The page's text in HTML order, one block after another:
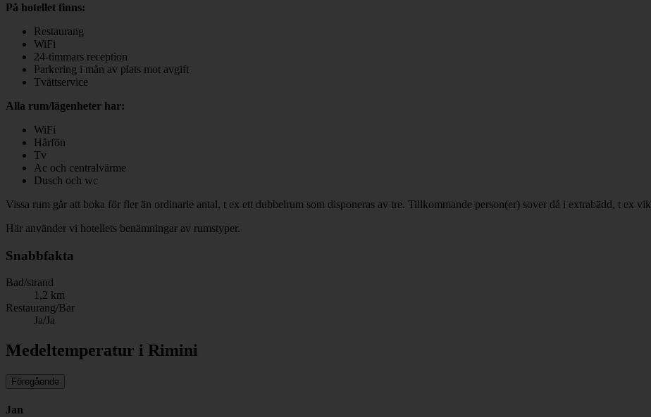
På hotellet finns:
Restaurang
WiFi
24-timmars reception
Parkering i mån av plats mot avgift
Tvättservice
Alla rum/lägenheter har:
WiFi
Hårfön
Tv
Ac och centralvärme
Dusch och wc
Vissa rum går att boka för fler än ordinarie antal, t ex ett dubbelrum som disponeras av tre. Tillkommande person(er) sover då i extrabädd, t ex
Här använder vi hotellets benämningar av rumstyper.
Snabbfakta
Bad/strand
1,2 km
Restaurang/Bar
Ja/Ja
Medeltemperatur i Rimini
Föregående
Jan